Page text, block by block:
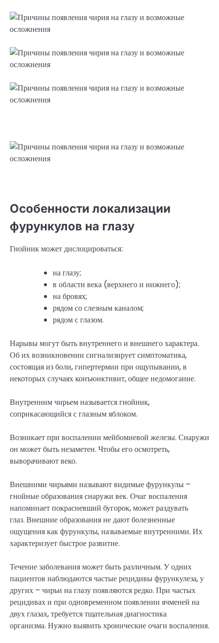
Особенности локализации
фурункулов на глазу
Гнойник может дислоцироваться:
на глазу;
в области века (верхнего и нижнего);
на бровях;
рядом со слезным каналом;
рядом с глазом.
Нарывы могут быть внутреннего и внешнего характера.
Об их возникновении сигнализирует симптоматика,
состоящая из боли, гипертермии при ощупывании, в
некоторых случаях конъюнктивит, общее недомогание.
Внутренним чирьем называется гнойник,
соприкасающийся с глазным яблоком.
Возникает при воспалении мейбомиевой железы. Снаружи
он может быть незаметен. Чтобы его осмотреть,
выворачивают веко.
Внешними чирьями называют видимые фурункулы –
гнойные образования снаружи век. Очаг воспаления
напоминает покрасневший бугорок, может раздувать
глаз. Внешние образования не дают болезненные
ощущения как фурункулы, называемые внутренними. Их
характеризует быстрое развитие.
Течение заболевания может быть различным. У одних
пациентов наблюдаются частые рецидивы фурункулеза, у
других – чирьи на глазу появляются редко. При частых
рецидивах и при одновременном появлении ячменей на
двух глазах, требуется тщательная диагностика
организма. Нужно выявить хронические очаги воспаления.